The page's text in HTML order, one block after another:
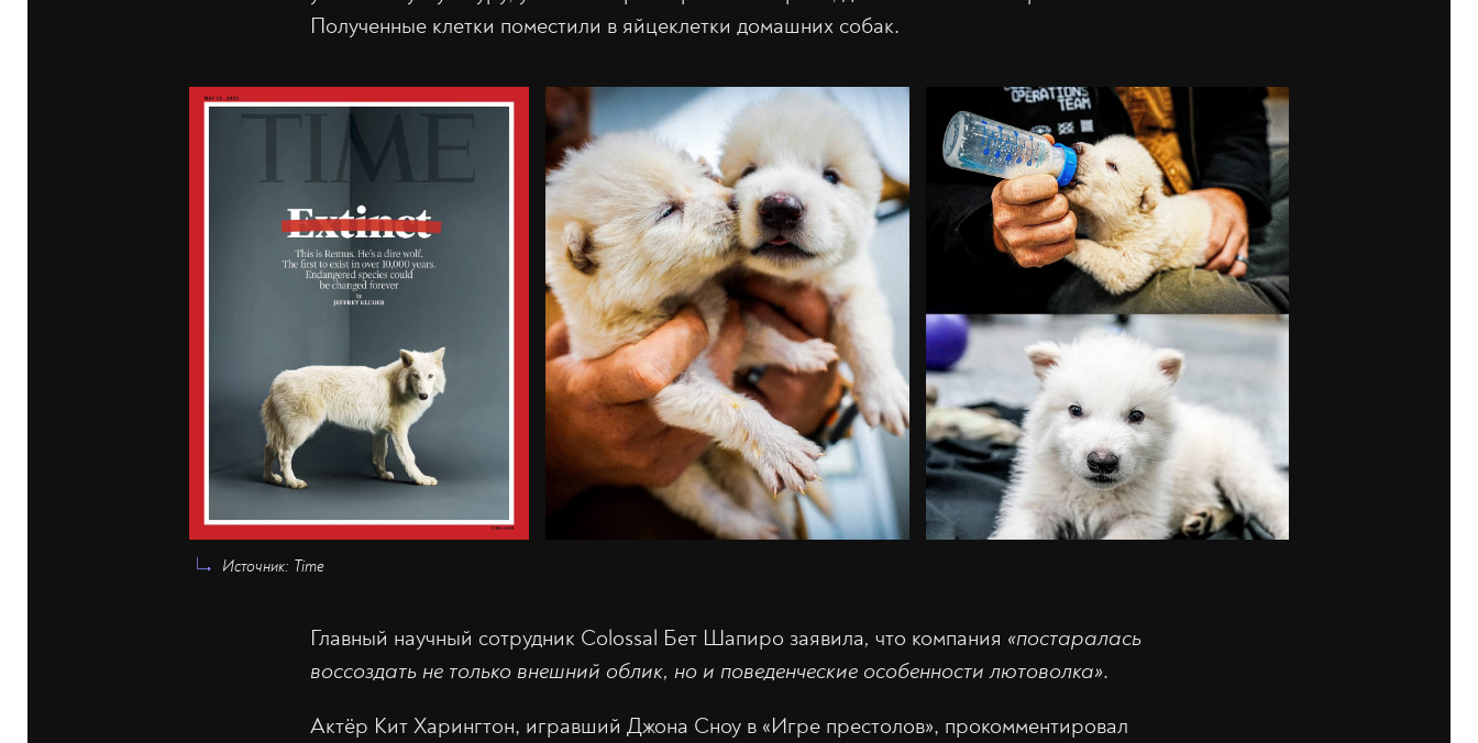
Полученные клетки поместили в яйцеклетки домашних собак.
Источник: Time
Главный научный сотрудник Colossal Бет Шапиро заявила, что компания «постаралась
воссоздать не только внешний облик, но и поведенческие особенности лютоволка».
Актёр Кит Харингтон, игравший Джона Сноу в «Игре престолов», прокомментировал